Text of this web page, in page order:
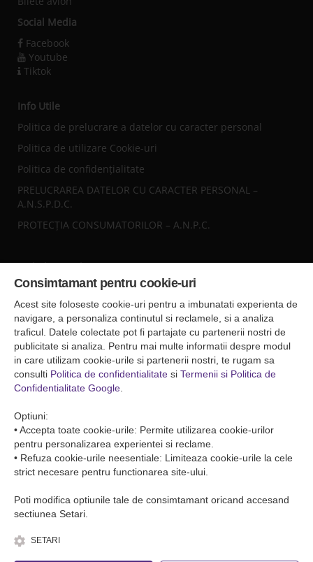
Social Media
Facebook
Youtube
Tiktok
Info Utile
Politica de prelucrare a datelor cu caracter personal
Politica de utilizare Cookie-uri
Politica de confidențialitate
PRELUCRAREA DATELOR CU CARACTER PERSONAL –
A.N.S.P.D.C.
PROTECȚIA CONSUMATORILOR – A.N.P.C.
Sediul central
Falticeni ( Autogara Romfour )
str. Plutonier Ghiniţă nr.8, Fălticeni, judeţul Suceava
0040374557200
Condiții de Transport
Condițiile de transport colete
Condițiile de transport persone
Consimtamant pentru cookie-uri
Acest site foloseste cookie-uri pentru a imbunatati experienta de
navigare, a personaliza continutul si reclamele, si a analiza
traficul. Datele colectate pot fi partajate cu partenerii nostri de
publicitate si analiza. Pentru mai multe informatii despre modul
in care utilizam cookie-urile si partenerii nostri, te rugam sa
consulti Politica de confidentialitate si Termenii si Politica de
Confidentialitate Google
Optiuni:
• Accepta toate cookie-urile: Permite utilizarea cookie-urilor
pentru personalizarea experientei si reclame.
• Refuza cookie-urile neesentiale: Limiteaza cookie-urile la cele
strict necesare pentru functionarea site-ului.
Poti modifica optiunile tale de consimtamant oricand accesand
sectiunea Setari.
SETARI